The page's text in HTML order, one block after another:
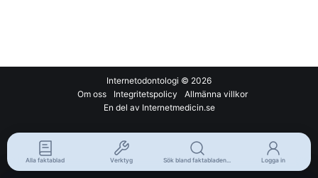
Internetodontologi © 2026
Om oss
Integritetspolicy
Allmänna villkor
En del av Internetmedicin.se
Alla faktablad Verktyg Sök bland faktabladen... Logga in